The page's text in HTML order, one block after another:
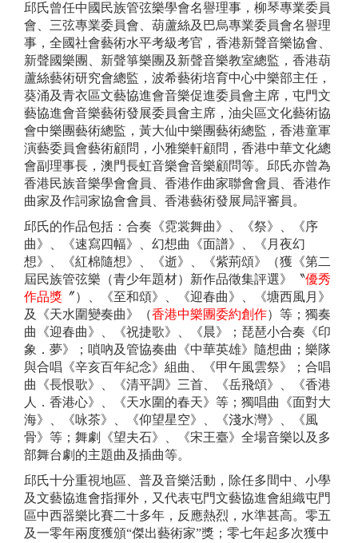
邱氏曾任中國民族管弦樂學會名譽理事，柳琴專業委員
會、三弦專業委員會、葫蘆絲及巴烏專業委員會名譽理
事，全國社會藝術水平考級考官，香港新聲音樂協會、
新聲國樂團、新聲箏樂團及新聲音樂教室總監，香港葫
蘆絲藝術研究會總監，波希藝術培育中心中樂部主任，
葵涌及青衣區文藝協進會音樂促進委員會主席，屯門文
藝協進會音樂藝術發展委員會主席，油尖區文化藝術協
會中樂團藝術總監，黃大仙中樂團藝術總監，香港童軍
演藝委員會藝術顧問，小雅樂軒顧問，香港中華文化總
會副理事長，澳門長虹音樂會音樂顧問等。邱氏亦曾為
香港民族音樂學會會員、香港作曲家聯會會員、香港作
曲家及作詞家協會會員、香港藝術發展局評審員。
邱氏的作品包括：合奏《霓裳舞曲》、《祭》、《序
曲》、《速寫四幅》、幻想曲《面譜》、《月夜幻
想》、《紅棉隨想》、《逝》、《紫荊頌》（獲《第二
屆民族管弦樂（青少年題材）新作品徵集評選》〝優秀
作品獎 〞）、《至和頌》、《迎春曲》、《塘西風月》
及《天水圍變奏曲》（香港中樂團委約創作）等；獨奏
曲《迎春曲》、《祝捷歌》、《晨》；琵琶小合奏《印
象．夢》；嗩吶及管協奏曲《中華英雄》隨想曲；樂隊
與合唱《辛亥百年紀念》組曲、《甲午風雲祭》；合唱
曲《長恨歌》、《清平調》三首、《岳飛頌》、《香港
人．香港心》、《天水圍的春天》等；獨唱曲《面對大
海》、《咏茶》、《仰望星空》、《淺水灣》、《風
骨》等；舞劇《望夫石》、《宋王臺》全場音樂以及多
部舞台劇的主題曲及插曲等。
邱氏十分重視地區、普及音樂活動，除任多間中、小學
及文藝協進會指揮外，又代表屯門文藝協進會組織屯門
區中西器樂比賽二十多年，反應熱烈，水準甚高。零五
及一零年兩度獲頒“傑出藝術家”獎；零七年起多次獲中